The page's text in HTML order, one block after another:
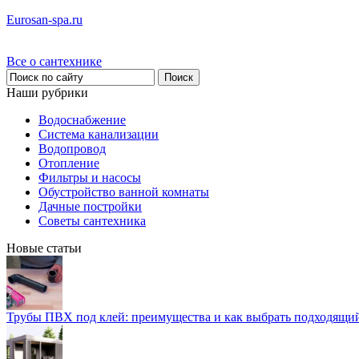
Eurosan-spa.ru
Все о сантехнике
Наши рубрики
Водоснабжение
Система канализации
Водопровод
Отопление
Фильтры и насосы
Обустройство ванной комнаты
Дачные постройки
Советы сантехника
Новые статьи
Трубы ПВХ под клей: преимущества и как выбрать